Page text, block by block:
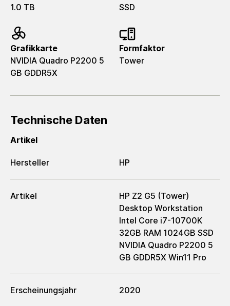
1.0 TB SSD
Grafikkarte
NVIDIA Quadro P2200 5
GB GDDR5X
Formfaktor
Tower
Technische Daten
Artikel
Hersteller HP
Artikel
HP Z2 G5 (Tower)
Desktop Workstation
Intel Core i7-10700K
32GB RAM 1024GB SSD
NVIDIA Quadro P2200 5
GB GDDR5X Win11 Pro
Erscheinungsjahr 2020